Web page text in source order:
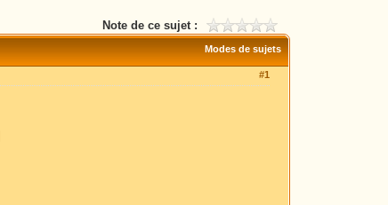
Note de ce sujet :
Modes de sujets
#1